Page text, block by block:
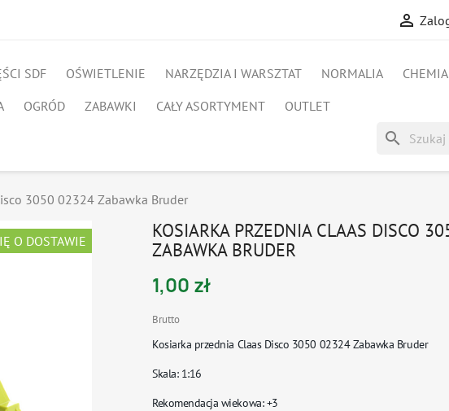

SDF OŚWIETLENIE NARZĘDZIA I WARSZTAT NORMALIA CHEMIA
OGRÓD ZABAWKI CAŁY ASORTYMENT OUTLET
search
3050 02324 Zabawka Bruder
O DOSTAWIE
KOSIARKA PRZEDNIA CLAAS DISCO
ZABAWKA BRUDER
1,00 zł
Brutto
Kosiarka przednia Claas Disco 3050 02324 Zabawka Bruder
Skala: 1:16
Rekomendacja wiekowa: +3